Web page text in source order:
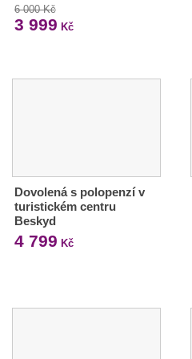
6 000 Kč
3 999 Kč
Dovolená s polopenzí v
turistickém centru
Beskyd
4 799 Kč